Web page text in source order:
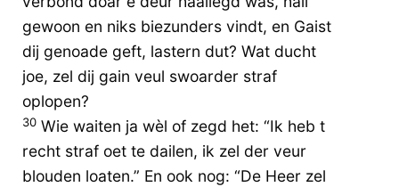
gewoon en niks biezunders vindt, en Gaist
dij genoade geft, lastern dut? Wat ducht
joe, zel dij gain veul swoarder straf
oplopen?
30 Wie waiten ja wèl of zegd het: “Ik heb t
recht straf oet te dailen, ik zel der veur
blouden loaten.” En ook nog: “De Heer zel